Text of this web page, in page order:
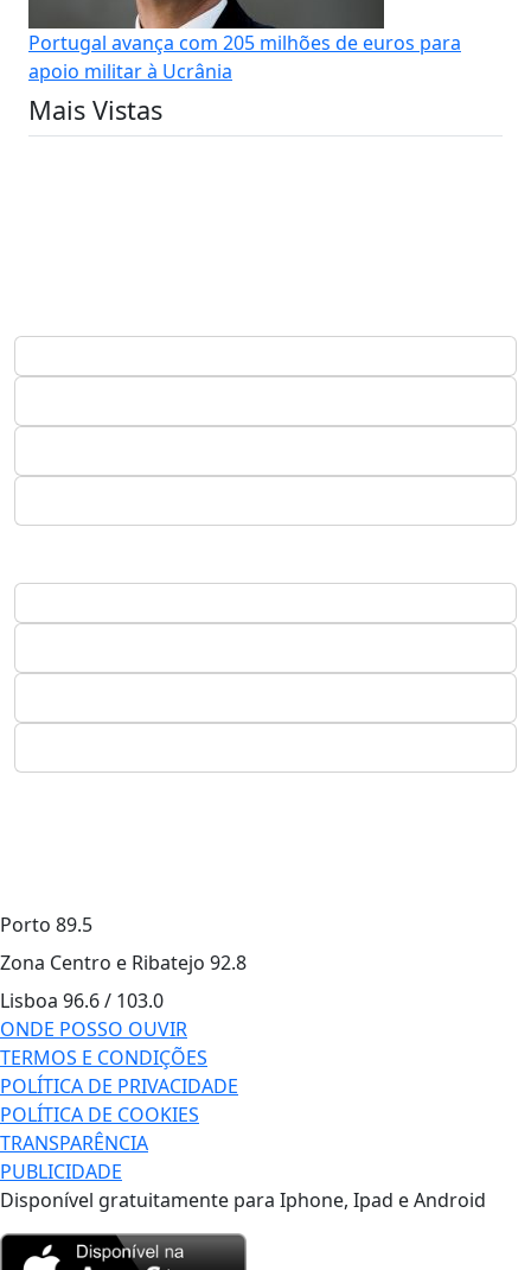
Portugal avança com 205 milhões de euros para
apoio militar à Ucrânia
Mais Vistas
Porto 89.5
Zona Centro e Ribatejo 92.8
Lisboa 96.6 / 103.0
ONDE POSSO OUVIR
TERMOS E CONDIÇÕES
POLÍTICA DE PRIVACIDADE
POLÍTICA DE COOKIES
TRANSPARÊNCIA
PUBLICIDADE
Disponível gratuitamente para Iphone, Ipad e Android